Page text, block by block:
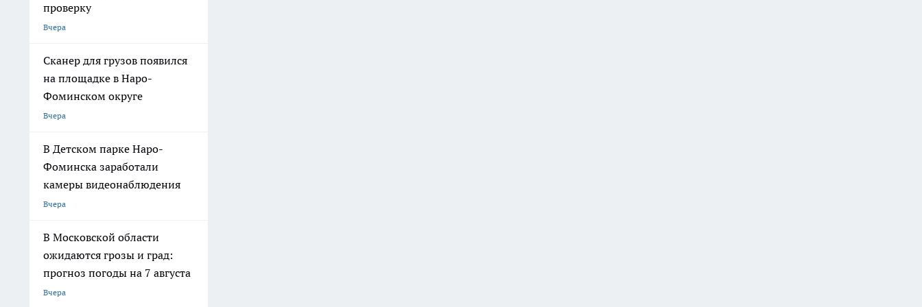
проверку
Вчера
Сканер для грузов появился
на площадке в Наро-
Фоминском округе
Вчера
В Детском парке Наро-
Фоминска заработали
камеры видеонаблюдения
Вчера
В Московской области
ожидаются грозы и град:
прогноз погоды на 7 августа
Вчера